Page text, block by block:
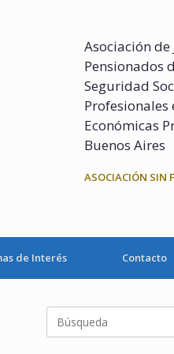
Asociación
Pensionados
Seguridad
Profesionales
Económicas
Buenos Aires
ASOCIACIÓN SIN
de Interés Contacto
Buscar: